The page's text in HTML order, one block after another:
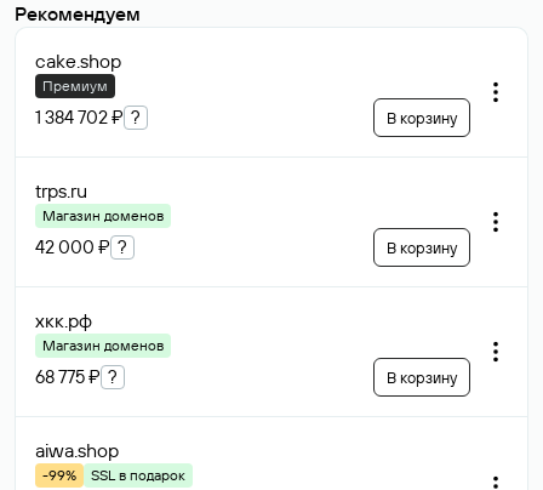
Рекомендуем
cake.shop
Премиум
1 384 702 ₽ ? В корзину
trps.ru
Магазин доменов
42 000 ₽ ? В корзину
хкк.рф
Магазин доменов
68 775 ₽ ? В корзину
aiwa.shop
-99%
SSL в подарок